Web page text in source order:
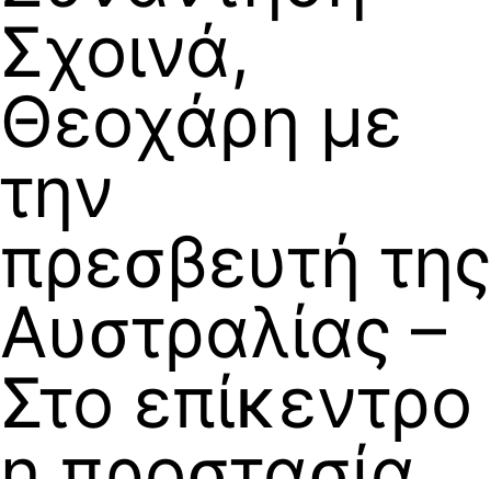
Σχοινά,
Θεοχάρη με
την
πρεσβευτή της
Αυστραλίας –
Στο επίκεντρο